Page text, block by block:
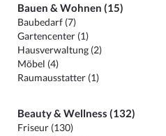
Bauen & Wohnen (15)
Baubedarf (7)
Gartencenter (1)
Hausverwaltung (2)
Möbel (4)
Raumausstatter (1)
Beauty & Wellness (132)
Friseur (130)